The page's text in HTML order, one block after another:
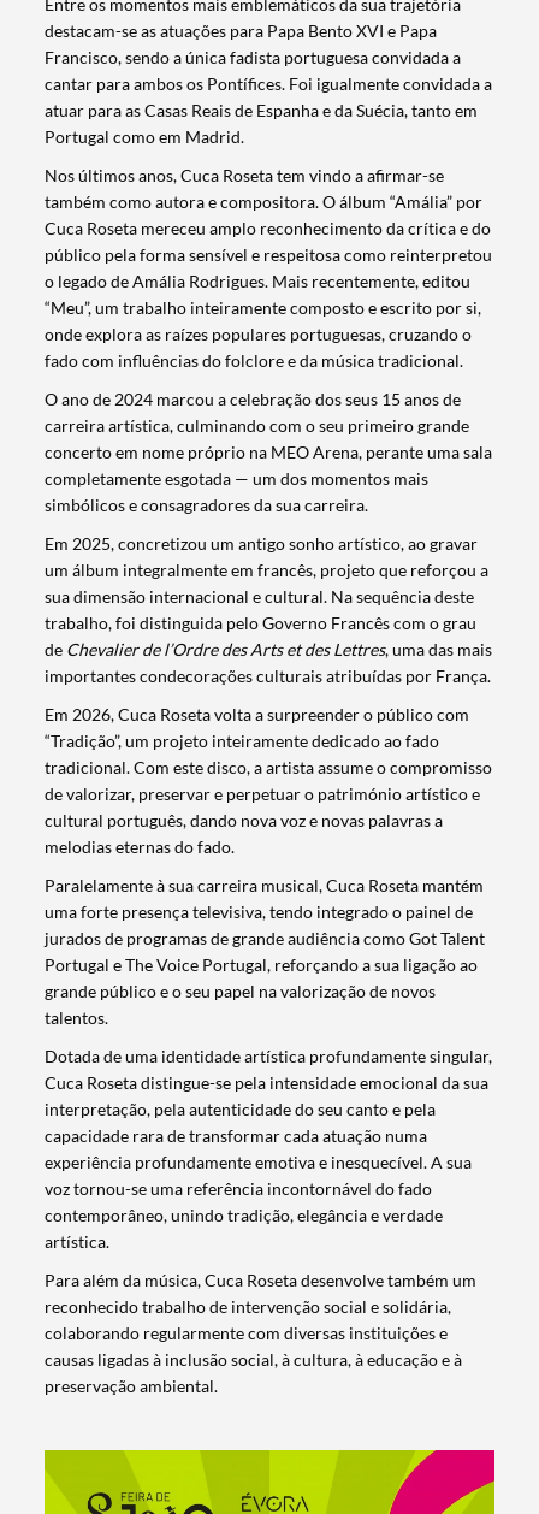
destacam-se as atuações para Papa Bento XVI e Papa
Francisco, sendo a única fadista portuguesa convidada a
cantar para ambos os Pontífices. Foi igualmente convidada a
atuar para as Casas Reais de Espanha e da Suécia, tanto em
Portugal como em Madrid.
Nos últimos anos, Cuca Roseta tem vindo a afirmar-se
também como autora e compositora. O álbum “Amália” por
Cuca Roseta mereceu amplo reconhecimento da crítica e do
público pela forma sensível e respeitosa como reinterpretou
o legado de Amália Rodrigues. Mais recentemente, editou
“Meu”, um trabalho inteiramente composto e escrito por si,
onde explora as raízes populares portuguesas, cruzando o
fado com influências do folclore e da música tradicional.
O ano de 2024 marcou a celebração dos seus 15 anos de
carreira artística, culminando com o seu primeiro grande
concerto em nome próprio na MEO Arena, perante uma sala
completamente esgotada — um dos momentos mais
simbólicos e consagradores da sua carreira.
Em 2025, concretizou um antigo sonho artístico, ao gravar
um álbum integralmente em francês, projeto que reforçou a
sua dimensão internacional e cultural. Na sequência deste
trabalho, foi distinguida pelo Governo Francês com o grau
de Chevalier de l’Ordre des Arts et des Lettres, uma das mais
importantes condecorações culturais atribuídas por França.
Em 2026, Cuca Roseta volta a surpreender o público com
“Tradição”, um projeto inteiramente dedicado ao fado
tradicional. Com este disco, a artista assume o compromisso
de valorizar, preservar e perpetuar o património artístico e
cultural português, dando nova voz e novas palavras a
melodias eternas do fado.
Paralelamente à sua carreira musical, Cuca Roseta mantém
uma forte presença televisiva, tendo integrado o painel de
jurados de programas de grande audiência como Got Talent
Portugal e The Voice Portugal, reforçando a sua ligação ao
grande público e o seu papel na valorização de novos
talentos.
Dotada de uma identidade artística profundamente singular,
Cuca Roseta distingue-se pela intensidade emocional da sua
interpretação, pela autenticidade do seu canto e pela
capacidade rara de transformar cada atuação numa
experiência profundamente emotiva e inesquecível. A sua
voz tornou-se uma referência incontornável do fado
contemporâneo, unindo tradição, elegância e verdade
artística.
Para além da música, Cuca Roseta desenvolve também um
reconhecido trabalho de intervenção social e solidária,
colaborando regularmente com diversas instituições e
causas ligadas à inclusão social, à cultura, à educação e à
preservação ambiental.